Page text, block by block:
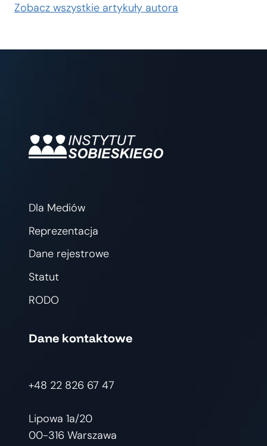
Zobacz wszystkie artykuły autora
Dla Mediów
Reprezentacja
Dane rejestrowe
Statut
RODO
Dane kontaktowe
+48 22 826 67 47
Lipowa 1a/20
00-316 Warszawa